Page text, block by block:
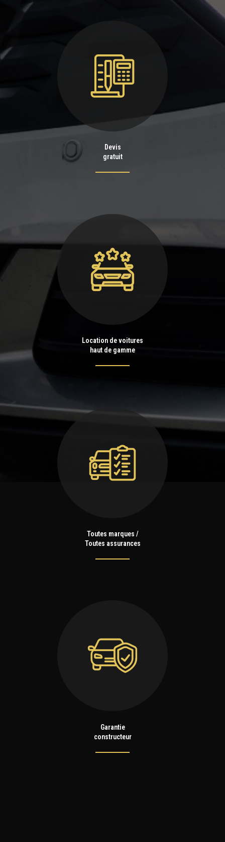
Devis
gratuit
Location de voitures
haut de gamme
Toutes marques /
Toutes assurances
Garantie
constructeur